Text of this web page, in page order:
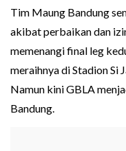
Tim Maung Bandung
akibat perbaikan dan
memenangi final leg
meraihnya di Stadion Si
Namun kini GBLA
Bandung.